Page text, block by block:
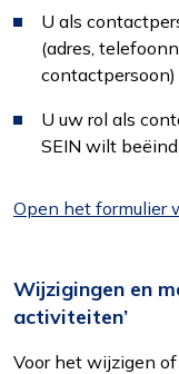
Alleen de
Ook de cookies
U als
(adres,
contactpersoon)
U uw rol als
SEIN wilt
Open het formulier
Wijzigingen en
activiteiten’
Voor het wijzigen